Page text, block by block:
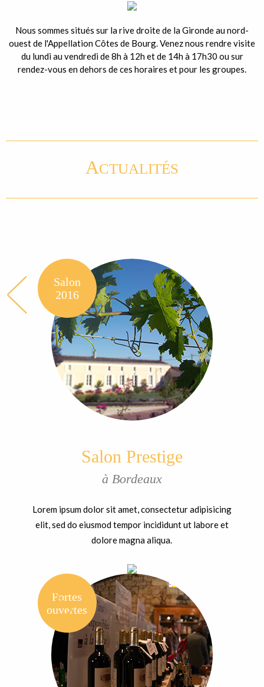
Nous sommes situés sur la rive droite de la Gironde au nord-
ouest de l'Appellation Côtes de Bourg. Venez nous rendre visite
du lundi au vendredi de 8h à 12h et de 14h à 17h30 ou sur
rendez-vous en dehors de ces horaires et pour les groupes.
ACTUALITÉS
Salon
2016
Salon Prestige
à Bordeaux
Lorem ipsum dolor sit amet, consectetur adipisicing
elit, sed do eiusmod tempor incididunt ut labore et
dolore magna aliqua.
Portes
ouvertes